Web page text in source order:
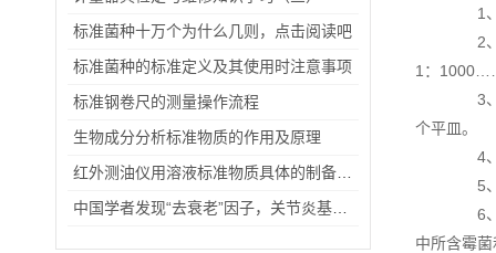
标准菌种十万个为什么几则，点击阅读吧
标准菌种的标准定义及其使用时注意事项
标准钢卷尺的测量操作流程
生物成分分析标准物质的作用及原理
1、
2、
1：
3、
个平皿。
4、
5、
6、
中所含霉